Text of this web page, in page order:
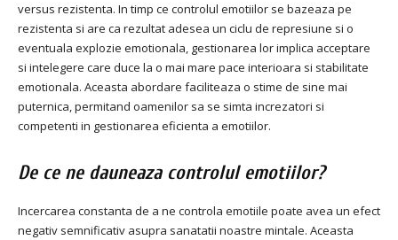
versus rezistenta. In timp ce controlul emotiilor se bazeaza pe
rezistenta si are ca rezultat adesea un ciclu de represiune si o
eventuala explozie emotionala, gestionarea lor implica acceptare
si intelegere care duce la o mai mare pace interioara si stabilitate
emotionala. Aceasta abordare faciliteaza o stime de sine mai
puternica, permitand oamenilor sa se simta increzatori si
competenti in gestionarea eficienta a emotiilor.
De ce ne dauneaza controlul emotiilor?
Incercarea constanta de a ne controla emotiile poate avea un efect
negativ semnificativ asupra sanatatii noastre mintale. Aceasta